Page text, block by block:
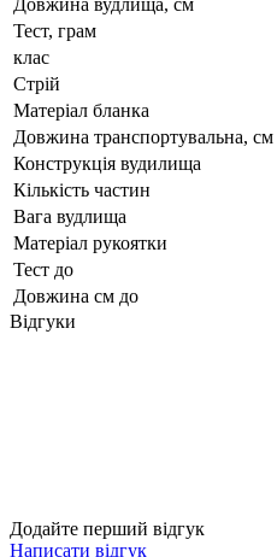
Тест, грам
клас
Стрій
Матеріал бланка
Довжина транспортувальна, см
Конструкція вудилища
Кількість частин
Вага вудлища
Матеріал рукоятки
Тест до
Довжина см до
Відгуки
Додайте перший відгук
Написати відгук